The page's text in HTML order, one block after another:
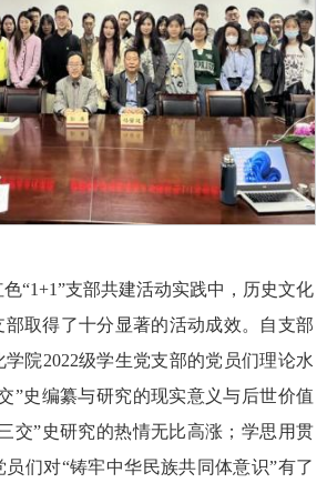
“1+1”支部共建活动实践中，历史文化
部取得了十分显著的活动成效。自支部
院2022级学生党支部的党员们理论水
”史编纂与研究的现实意义与后世价值
交”史研究的热情无比高涨；学思用贯
们对“铸牢中华民族共同体意识”有了